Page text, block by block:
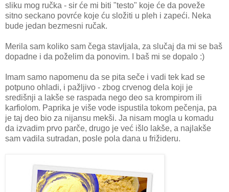
sliku mog ručka - sir će mi biti "testo" koje će da poveže
sitno seckano povrće koje ću složiti u pleh i zapeći. Neka
bude jedan bezmesni ručak.
Merila sam koliko sam čega stavljala, za slučaj da mi se baš
dopadne i da poželim da ponovim. I baš mi se dopalo :)
Imam samo napomenu da se pita seče i vadi tek kad se
potpuno ohladi, i pažljivo - zbog crvenog dela koji je
središnji a lakše se raspada nego deo sa krompirom ili
karfiolom. Paprika je više vode ispustila tokom pečenja, pa
je taj deo bio za nijansu mekši. Ja nisam mogla u komadu
da izvadim prvo parče, drugo je već išlo lakše, a najlakše
sam vadila sutradan, posle pola dana u frižideru.